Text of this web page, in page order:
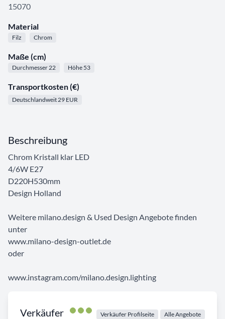
15070
Material
Filz Chrom
Maße (cm)
Durchmesser 22 Höhe 53
Transportkosten (€)
Deutschlandweit 29 EUR
Verkäufer Verkäufer Profilseite Alle Angebote
Beschreibung
Chrom Kristall klar LED
4/6W E27
D220H530mm
Design Holland
Weitere milano.design & Used Design Angebote finden
unter
www.milano-design-outlet.de
oder
www.instagram.com/milano.design.lighting